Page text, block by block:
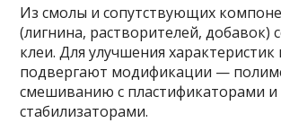
Из смолы и сопутствующих
(лигнина, растворителей, добавок)
клеи. Для улучшения характеристик
подвергают модификации —
смешиванию с пластификаторами и
стабилизаторами.